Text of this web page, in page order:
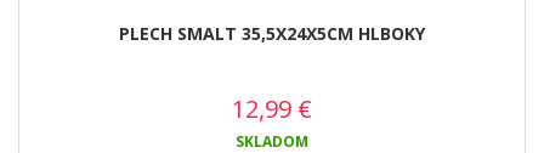
PLECH SMALT 35,5X24X5CM HLBOKY
12,99 €
SKLADOM